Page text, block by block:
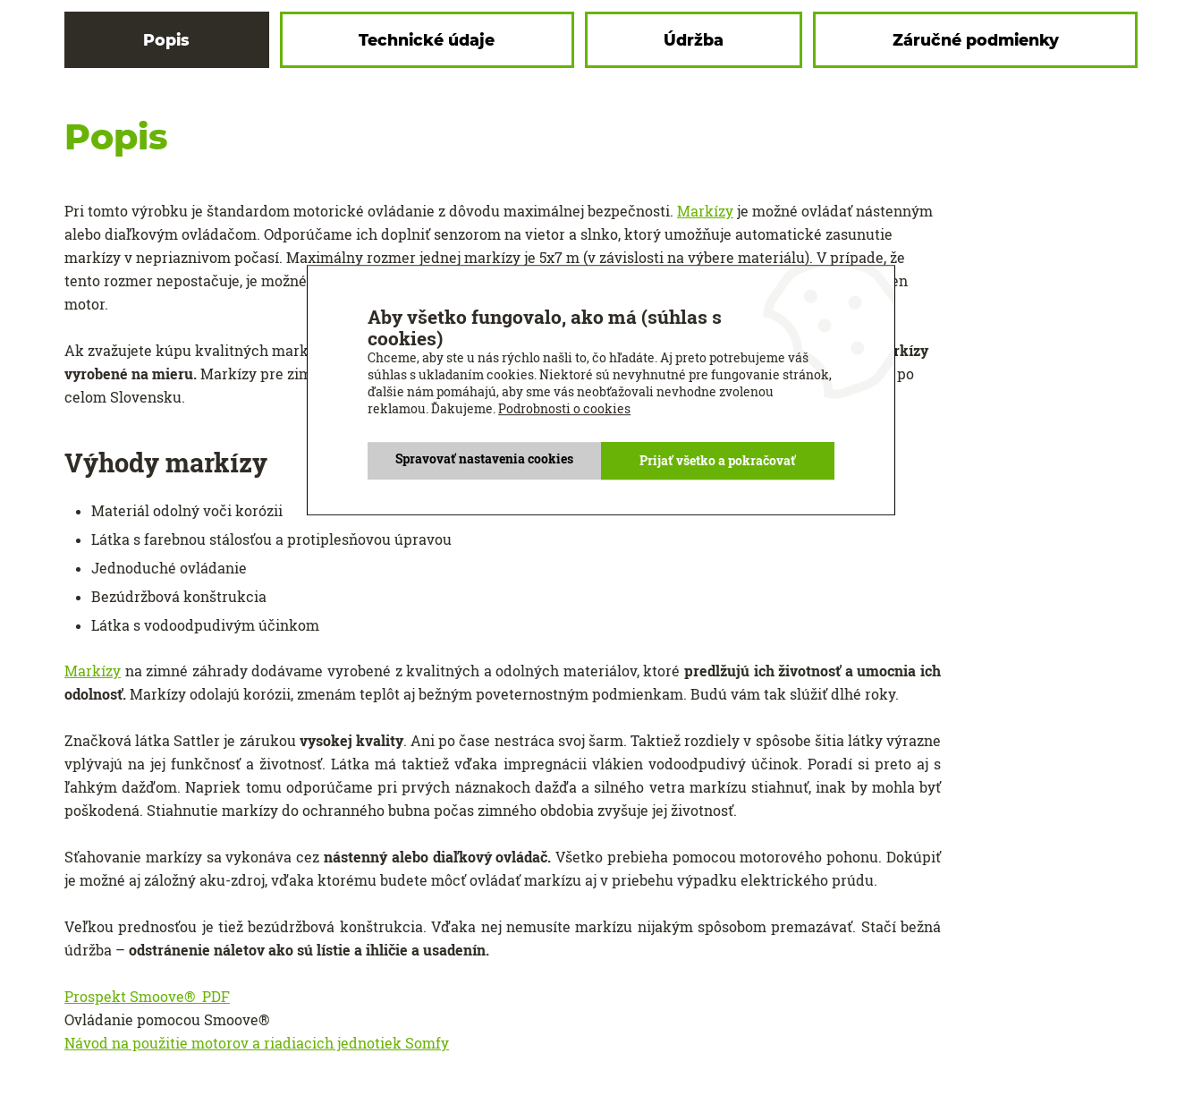
Popis Technické údaje Údržba Záručné podmienky
Popis
Pri tomto výrobku je štandardom motorické ovládanie z dôvodu maximálnej bezpečnosti. Markízy je možné ovládať nástenným
alebo diaľkovým ovládačom. Odporúčame ich doplniť senzorom na vietor a slnko, ktorý umožňuje automatické zasunutie
markízy v nepriaznivom počasí. Maximálny rozmer jednej markízy je 5x7 m (v závislosti na výbere materiálu). V prípade, že
tento rozmer nepostačuje, je možné si objednať cenovo výhodné viacnásobné zostavy. Pre dve zostavy je potrebný iba jeden
motor.
Ak zvažujete kúpu kvalitných markíz pre vašu zimnú záhradu, kontaktujte nás. Pripravíme pre vás riešenie a
dodáme markízy
vyrobené na mieru. Markízy pre zimné záhrady spoločnosti K-system nájdete nielen v Bratislave, ale aj v ďalších mestách po
celom Slovensku.
Výhody markízy
Materiál odolný voči korózii
Látka s farebnou stálosťou a protiplesňovou úpravou
Jednoduché ovládanie
Bezúdržbová konštrukcia
Látka s vodoodpudivým účinkom
Markízy na zimné záhrady dodávame vyrobené z kvalitných a odolných materiálov, ktorépredlžujú ich životnosť a umocnia ich
odolnosť. Markízy odolajú korózii, zmenám teplôt aj bežným poveternostným podmienkam. Budú vám tak slúžiť dlhé roky.
Značková látka Sattler je zárukou vysokej kvality. Ani po čase nestráca svoj šarm. Taktiež rozdiely v spôsobe šitia látky výrazne
vplývajú na jej funkčnosť a životnosť. Látka má taktiež vďaka impregnácii vlákien vodoodpudivý účinok. Poradí si preto aj s
ľahkým dažďom. Napriek tomu odporúčame pri prvých náznakoch dažďa a silného vetra markízu stiahnuť, inak by mohla byť
poškodená. Stiahnutie markízy do ochranného bubna počas zimného obdobia zvyšuje jej životnosť.
Sťahovanie markízy sa vykonáva cez nástenný alebo diaľkový ovládač. Všetko prebieha pomocou motorového pohonu. Dokúpiť
je možné aj záložný aku-zdroj, vďaka ktorému budete môcť ovládať markízu aj v priebehu výpadku elektrického prúdu.
Veľkou prednosťou je tiež bezúdržbová konštrukcia. Vďaka nej nemusíte markízu nijakým spôsobom premazávať. Stačí bežná
údržba – odstránenie náletov ako sú lístie a ihličie a usadenín.
Prospekt Smoove® PDF
Ovládanie pomocou Smoove®
Návod na použitie motorov a riadiacich jednotiek Somfy
Aby všetko fungovalo, ako má (súhlas s
cookies)
Chceme, aby ste u nás rýchlo našli to, čo hľadáte. Aj preto potrebujeme váš
súhlas s ukladaním cookies. Niektoré sú nevyhnutné pre fungovanie stránok,
ďalšie nám pomáhajú, aby sme vás neobťažovali nevhodne zvolenou
reklamou. Ďakujeme.Podrobnosti o cookies
Spravovať nastavenia cookies Prijať všetko a pokračovať